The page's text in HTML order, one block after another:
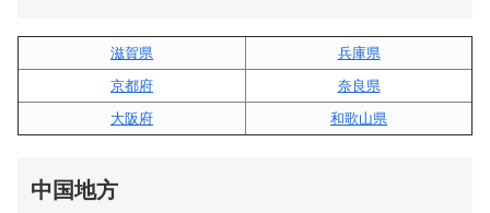
滋賀県
兵庫県
京都府
奈良県
大阪府
和歌山県
中国地方